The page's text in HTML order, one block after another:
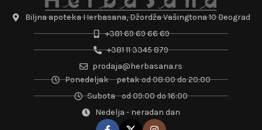
Biljna apoteka Herbasana, Džordža Vašingtona 10 Beograd
+381 69 69 66 69
+381 11 3345 879
prodaja@herbasana.rs
Ponedeljak – petak od 08:00 do 20:00
Subota - od 09:00 do 16:00
Nedelja - neradan dan